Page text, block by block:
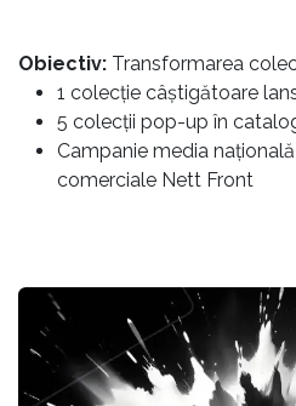
Obiectiv: Transformarea
1 colecție câștigătoare
5 colecții pop-up în
Campanie media
comerciale Nett Front